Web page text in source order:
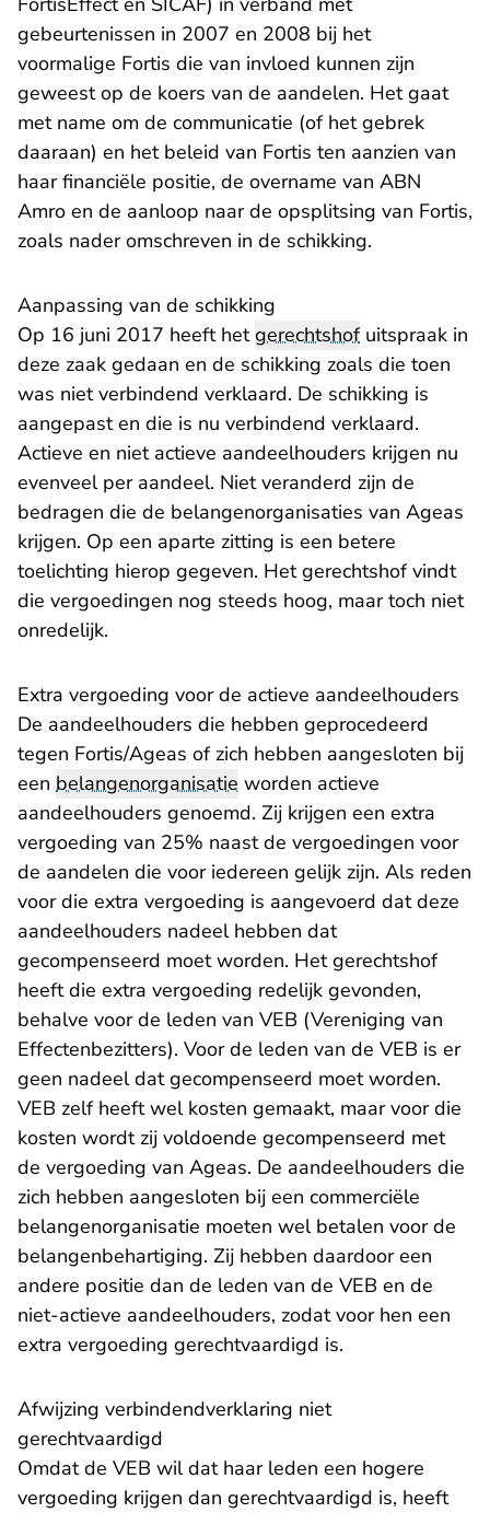
gebeurtenissen in 2007 en 2008 bij het
voormalige Fortis die van invloed kunnen zijn
geweest op de koers van de aandelen. Het gaat
met name om de communicatie (of het gebrek
daaraan) en het beleid van Fortis ten aanzien van
haar financiële positie, de overname van ABN
Amro en de aanloop naar de opsplitsing van Fortis,
zoals nader omschreven in de schikking.
Aanpassing van de schikking
Op 16 juni 2017 heeft hetgerechtshofuitspraak in
deze zaak gedaan en de schikking zoals die toen
was niet verbindend verklaard. De schikking is
aangepast en die is nu verbindend verklaard.
Actieve en niet actieve aandeelhouders krijgen nu
evenveel per aandeel. Niet veranderd zijn de
bedragen die de belangenorganisaties van Ageas
krijgen. Op een aparte zitting is een betere
toelichting hierop gegeven. Het gerechtshof vindt
die vergoedingen nog steeds hoog, maar toch niet
onredelijk.
Extra vergoeding voor de actieve aandeelhouders
De aandeelhouders die hebben geprocedeerd
tegen Fortis/Ageas of zich hebben aangesloten bij
een belangenorganisatie worden actieve
aandeelhouders genoemd. Zij krijgen een extra
vergoeding van 25% naast de vergoedingen voor
de aandelen die voor iedereen gelijk zijn. Als reden
voor die extra vergoeding is aangevoerd dat deze
aandeelhouders nadeel hebben dat
gecompenseerd moet worden. Het gerechtshof
heeft die extra vergoeding redelijk gevonden,
behalve voor de leden van VEB (Vereniging van
Effectenbezitters). Voor de leden van de VEB is er
geen nadeel dat gecompenseerd moet worden.
VEB zelf heeft wel kosten gemaakt, maar voor die
kosten wordt zij voldoende gecompenseerd met
de vergoeding van Ageas. De aandeelhouders die
zich hebben aangesloten bij een commerciële
belangenorganisatie moeten wel betalen voor de
belangenbehartiging. Zij hebben daardoor een
andere positie dan de leden van de VEB en de
niet-actieve aandeelhouders, zodat voor hen een
extra vergoeding gerechtvaardigd is.
Afwijzing verbindendverklaring niet
gerechtvaardigd
Omdat de VEB wil dat haar leden een hogere
vergoeding krijgen dan gerechtvaardigd is, heeft